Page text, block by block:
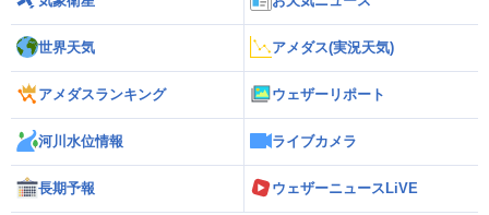
世界天気 アメダス(実況天気)
アメダスランキング ウェザーリポート
河川水位情報 ライブカメラ
長期予報 ウェザーニュースLiVE